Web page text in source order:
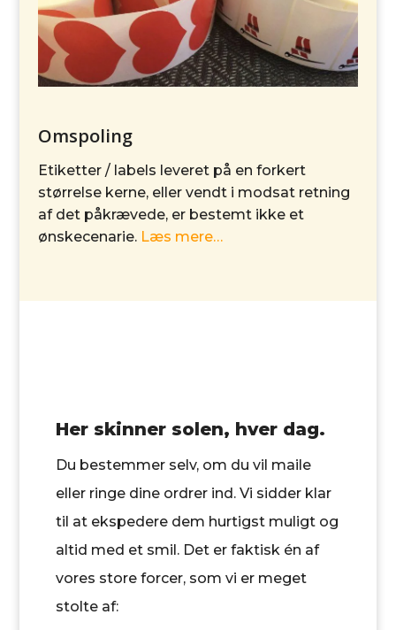
Omspoling
Etiketter / labels leveret på en forkert
størrelse kerne, eller vendt i modsat retning
af det påkrævede, er bestemt ikke et
ønskecenarie. Læs mere…
Her skinner solen, hver dag.
Du bestemmer selv, om du vil maile
eller ringe dine ordrer ind. Vi sidder klar
til at ekspedere dem hurtigst muligt og
altid med et smil. Det er faktisk én af
vores store forcer, som vi er meget
stolte af: